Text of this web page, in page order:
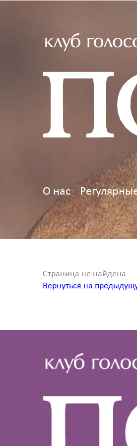
О нас
Страница не найдена
Вернуться на